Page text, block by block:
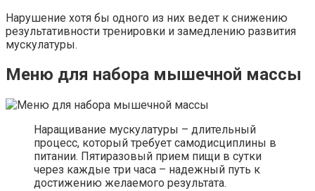
Нарушение хотя бы одного из них ведет к снижению
результативности тренировки и замедлению развития
мускулатуры.
Меню для набора мышечной массы
Наращивание мускулатуры – длительный
процесс, который требует самодисциплины в
питании. Пятиразовый прием пищи в сутки
через каждые три часа – надежный путь к
достижению желаемого результата.